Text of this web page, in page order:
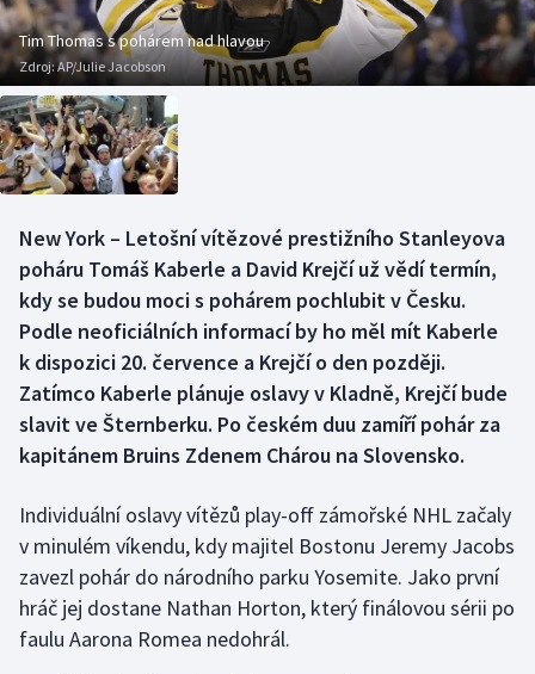
Baseball a softbal
Basketbal
Biatlon
Boby a skeleton
Box
Curling
Dostihy
Florbal
Golf
Gymnastika
Házená
Soutěže
Historické návraty
Aplikace ČT sport
AZ kvíz
Tim Thomas s pohárem nad hlavou
Zdroj:AP/Julie Jacobson
New York – Letošní vítězové prestižního Stanleyova
poháru Tomáš Kaberle a David Krejčí už vědí termín,
kdy se budou moci s pohárem pochlubit v Česku.
Podle neoficiálních informací by ho měl mít Kaberle
k dispozici 20. července a Krejčí o den později.
Zatímco Kaberle plánuje oslavy v Kladně, Krejčí bude
slavit ve Šternberku. Po českém duu zamíří pohár za
kapitánem Bruins Zdenem Chárou na Slovensko.
Individuální oslavy vítězů play-off zámořské NHL začaly
v minulém víkendu, kdy majitel Bostonu Jeremy Jacobs
zavezl pohár do národního parku Yosemite. Jako první
hráč jej dostane Nathan Horton, který finálovou sérii po
faulu Aarona Romea nedohrál.